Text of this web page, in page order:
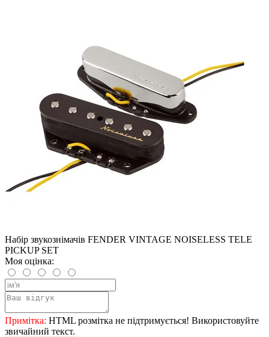
Набір звукознімачів FENDER VINTAGE NOISELESS TELE
PICKUP SET
Моя оцінка:
Примітка: HTML розмітка не підтримується! Використовуйте
звичайний текст.